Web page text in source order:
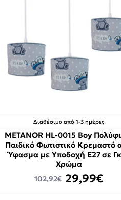
Διαθέσιμο από 1-3 ημέρες
METANOR HL-0015 Boy
Παιδικό Φωτιστικό Κρεμαστό
Ύφασμα με Υποδοχή E27 σε
Χρώμα
29,99€
102,92€